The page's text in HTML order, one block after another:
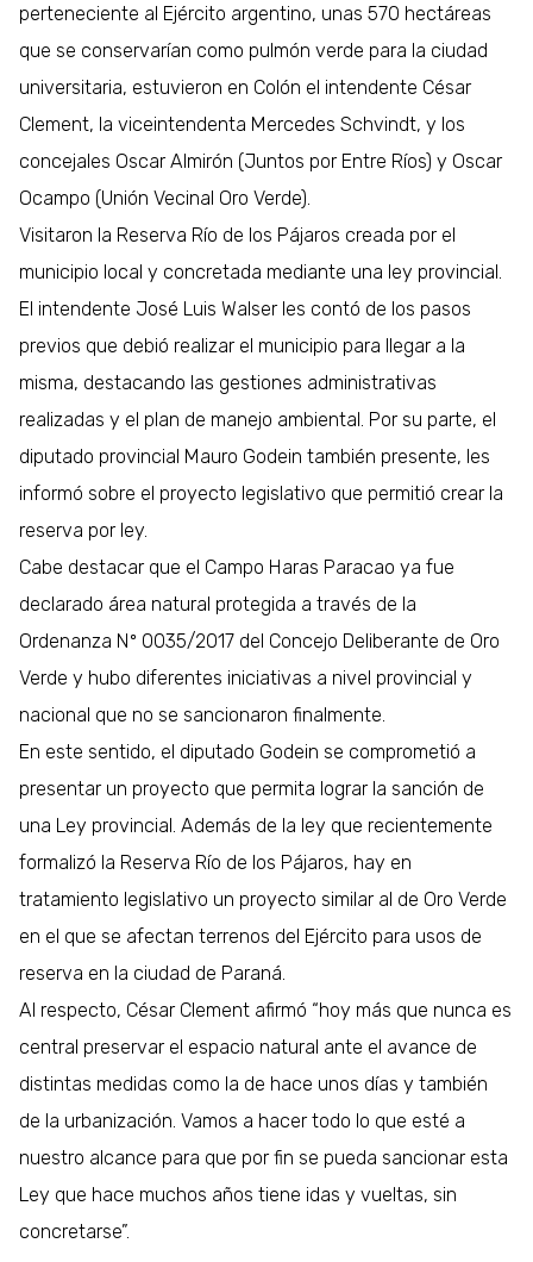
perteneciente al Ejército argentino, unas 570 hectáreas
que se conservarían como pulmón verde para la ciudad
universitaria, estuvieron en Colón el intendente César
Clement, la viceintendenta Mercedes Schvindt, y los
concejales Oscar Almirón (Juntos por Entre Ríos) y Oscar
Ocampo (Unión Vecinal Oro Verde).
Visitaron la Reserva Río de los Pájaros creada por el
municipio local y concretada mediante una ley provincial.
El intendente José Luis Walser les contó de los pasos
previos que debió realizar el municipio para llegar a la
misma, destacando las gestiones administrativas
realizadas y el plan de manejo ambiental. Por su parte, el
diputado provincial Mauro Godein también presente, les
informó sobre el proyecto legislativo que permitió crear la
reserva por ley.
Cabe destacar que el Campo Haras Paracao ya fue
declarado área natural protegida a través de la
Ordenanza Nº 0035/2017 del Concejo Deliberante de Oro
Verde y hubo diferentes iniciativas a nivel provincial y
nacional que no se sancionaron finalmente.
En este sentido, el diputado Godein se comprometió a
presentar un proyecto que permita lograr la sanción de
una Ley provincial. Además de la ley que recientemente
formalizó la Reserva Río de los Pájaros, hay en
tratamiento legislativo un proyecto similar al de Oro Verde
en el que se afectan terrenos del Ejército para usos de
reserva en la ciudad de Paraná.
Al respecto, César Clement afirmó “hoy más que nunca es
central preservar el espacio natural ante el avance de
distintas medidas como la de hace unos días y también
de la urbanización. Vamos a hacer todo lo que esté a
nuestro alcance para que por fin se pueda sancionar esta
Ley que hace muchos años tiene idas y vueltas, sin
concretarse”.